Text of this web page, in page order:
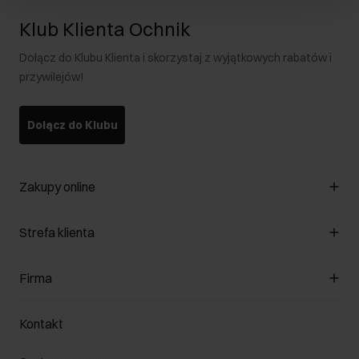
Klub Klienta Ochnik
Dołącz do Klubu Klienta i skorzystaj z wyjątkowych rabatów i
przywilejów!
Dołącz do Klubu
Zakupy online
Zarządzaj cookies
Formy płatności
Jak dokonać zwrotu?
Strefa klienta
Klub Klienta
Zwróć produkty
Firma
O nas
Salony
Kontakt